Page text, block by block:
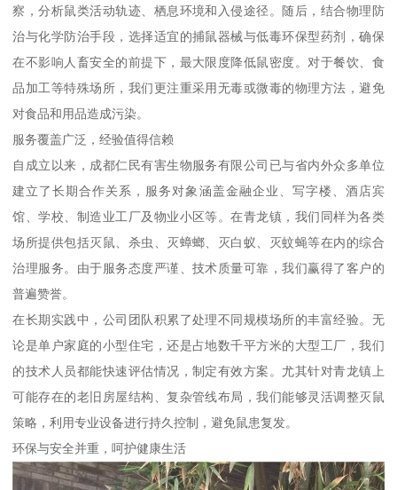
察，分析鼠类活动轨迹、栖息环境和入侵途径。随后，结合物理防
治与化学防治手段，选择适宜的捕鼠器械与低毒环保型药剂，确保
在不影响人畜安全的前提下，最大限度降低鼠密度。对于餐饮、食
品加工等特殊场所，我们更注重采用无毒或微毒的物理方法，避免
对食品和用品造成污染。
服务覆盖广泛，经验值得信赖
自成立以来，成都仁民有害生物服务有限公司已与省内外众多单位
建立了长期合作关系，服务对象涵盖金融企业、写字楼、酒店宾
馆、学校、制造业工厂及物业小区等。在青龙镇，我们同样为各类
场所提供包括灭鼠、杀虫、灭蟑螂、灭白蚁、灭蚊蝇等在内的综合
治理服务。由于服务态度严谨、技术质量可靠，我们赢得了客户的
普遍赞誉。
在长期实践中，公司团队积累了处理不同规模场所的丰富经验。无
论是单户家庭的小型住宅，还是占地数千平方米的大型工厂，我们
的技术人员都能快速评估情况，制定有效方案。尤其针对青龙镇上
可能存在的老旧房屋结构、复杂管线布局，我们能够灵活调整灭鼠
策略，利用专业设备进行持久控制，避免鼠患复发。
环保与安全并重，呵护健康生活